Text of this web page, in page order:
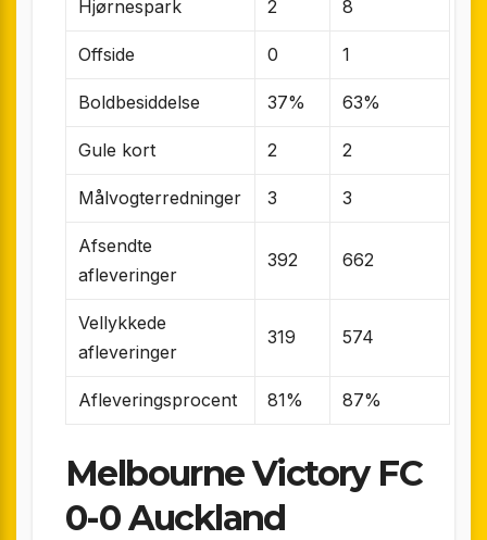
Hjørnespark 2 8
Offside 0 1
Boldbesiddelse 37% 63%
Gule kort 2 2
Målvogterredninger 3 3
Afsendte
afleveringer
392 662
Vellykkede
afleveringer
319 574
Afleveringsprocent 81% 87%
Melbourne Victory FC
0-0 Auckland